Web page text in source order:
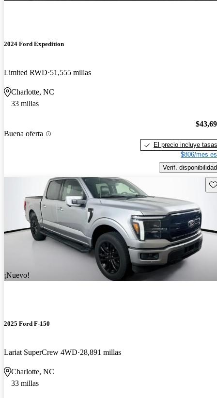
2024 Ford Expedition
Limited RWD 51,555 millas
Charlotte, NC
33 millas
Buena oferta
El precio incluye tasas
$806/mes
Verif. disponibilidad
¡Nuevo!
2025 Ford F-150
Lariat SuperCrew 4WD 28,891 millas
Charlotte, NC
33 millas